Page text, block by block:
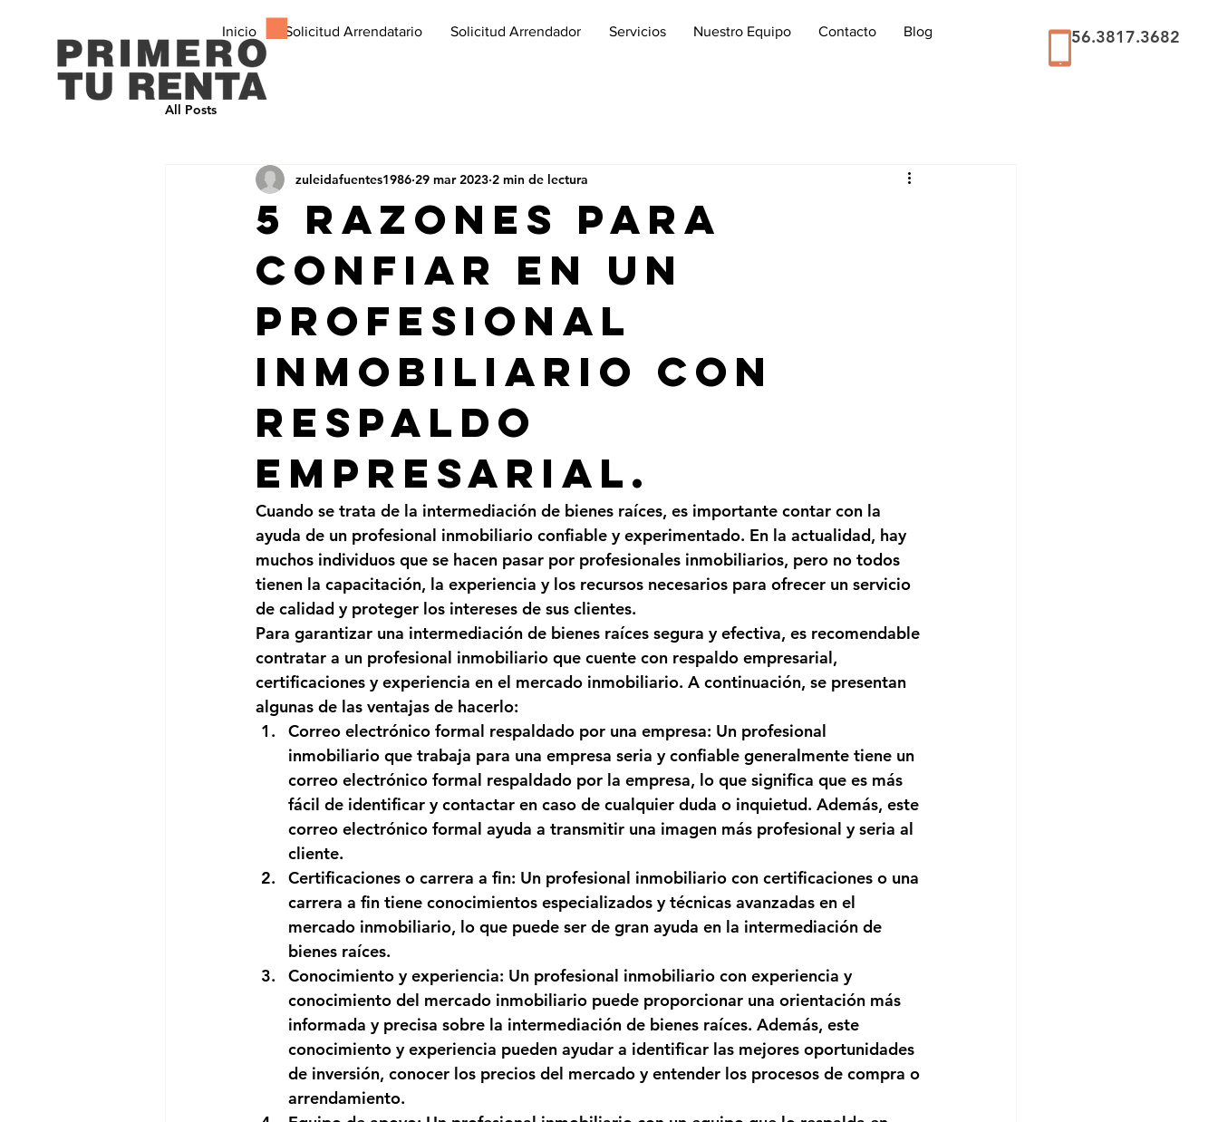
Inicio Solicitud Arrendatario Solicitud Arrendador Servicios Nuestro Equipo Contacto Blog 56.3817.3682
All Posts
5 razones para
confiar en un
profesional
inmobiliario con
respaldo
empresarial.
zuleidafuentes1986 29 mar 2023 2 min de lectura
Cuando se trata de la intermediación de bienes raíces, es importante contar con la
ayuda de un profesional inmobiliario confiable y experimentado. En la actualidad, hay
muchos individuos que se hacen pasar por profesionales inmobiliarios, pero no todos
tienen la capacitación, la experiencia y los recursos necesarios para ofrecer un servicio
de calidad y proteger los intereses de sus clientes.
Para garantizar una intermediación de bienes raíces segura y efectiva, es recomendable
contratar a un profesional inmobiliario que cuente con respaldo empresarial,
certificaciones y experiencia en el mercado inmobiliario. A continuación, se presentan
algunas de las ventajas de hacerlo:
Correo electrónico formal respaldado por una empresa: Un profesional
inmobiliario que trabaja para una empresa seria y confiable generalmente tiene un
correo electrónico formal respaldado por la empresa, lo que significa que es más
fácil de identificar y contactar en caso de cualquier duda o inquietud. Además, este
correo electrónico formal ayuda a transmitir una imagen más profesional y seria al
cliente.
Certificaciones o carrera a fin: Un profesional inmobiliario con certificaciones o una
carrera a fin tiene conocimientos especializados y técnicas avanzadas en el
mercado inmobiliario, lo que puede ser de gran ayuda en la intermediación de
bienes raíces.
Conocimiento y experiencia: Un profesional inmobiliario con experiencia y
conocimiento del mercado inmobiliario puede proporcionar una orientación más
informada y precisa sobre la intermediación de bienes raíces. Además, este
conocimiento y experiencia pueden ayudar a identificar las mejores oportunidades
de inversión, conocer los precios del mercado y entender los procesos de compra o
arrendamiento.